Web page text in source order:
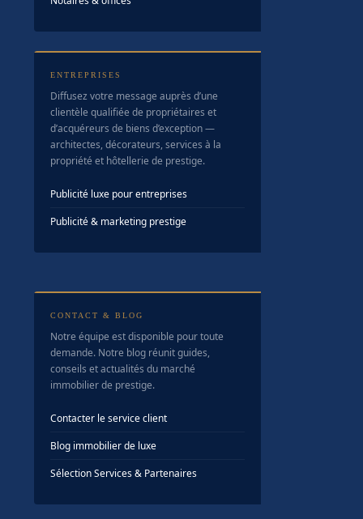
ENTREPRISES
Diffusez votre message auprès d’une
clientèle qualifiée de propriétaires et
d’acquéreurs de biens d’exception —
architectes, décorateurs, services à la
propriété et hôtellerie de prestige.
Publicité luxe pour entreprises
Publicité & marketing prestige
CONTACT & BLOG
Notre équipe est disponible pour toute
demande. Notre blog réunit guides,
conseils et actualités du marché
immobilier de prestige.
Contacter le service client
Blog immobilier de luxe
Sélection Services & Partenaires